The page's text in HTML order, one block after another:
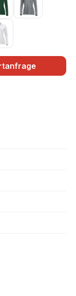
580
Flaschengrün 68
Graumeliert
Weiss 00